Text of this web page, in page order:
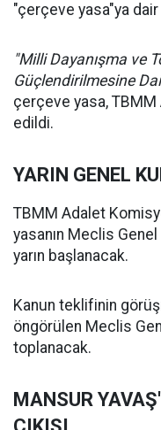
"çerçeve yasa"ya
"Milli Dayanışma ve
Güçlendirilmesine
çerçeve yasa,
edildi.
YARIN GENEL
TBMM Adalet
yasanın Meclis
yarın başlanacak.
Kanun teklifinin
öngörülen Meclis
toplanacak.
MANSUR